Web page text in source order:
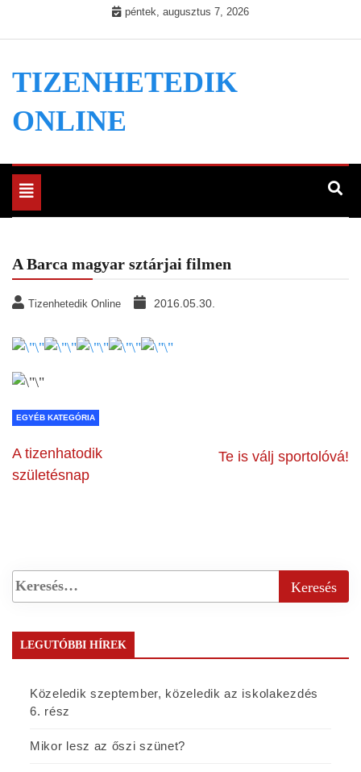
péntek, augusztus 7, 2026
TIZENHETEDIK
ONLINE
Toggle
navigation
A Barca magyar sztárjai filmen
Tizenhetedik Online 2016.05.30.
EGYÉB KATEGÓRIA
A tizenhatodik
születésnap
Te is válj sportolóvá!
LEGUTÓBBI HÍREK
Közeledik szeptember, közeledik az iskolakezdés
6. rész
Mikor lesz az őszi szünet?